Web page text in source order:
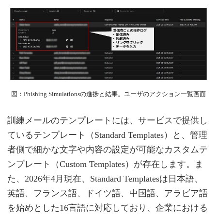
図：Phishing Simulationsの進捗と結果。ユーザのアクション一覧画面
訓練メールのテンプレートには、サービスで提供し
ているテンプレート（Standard Templates）と、管理
者側で細かな文字や内容の設定が可能なカスタムテ
ンプレート（Custom Templates）が存在します。ま
た、2026年4月現在、Standard Templatesは日本語、
英語、フランス語、ドイツ語、中国語、アラビア語
を始めとした16言語に対応しており、企業における